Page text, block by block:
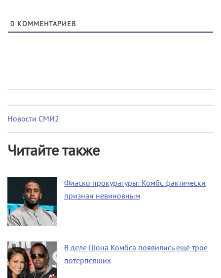
0 КОММЕНТАРИЕВ
Новости СМИ2
Читайте также
Фиаско прокуратуры: Комбс фактически
признан невиновным
В деле Шона Комбса появились ещё трое
потерпевших